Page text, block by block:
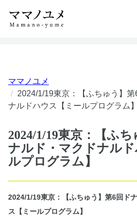
ママノユメ
2024/1/19東京：【ふちゅう】
ナルドハウス【ミールプログラム】
2024/1/19東京：【ふ
ナルド・マクドナル
ルプログラム】
2024/1/19東京：【ふちゅう】第6回ド
ス【ミールプログラム】